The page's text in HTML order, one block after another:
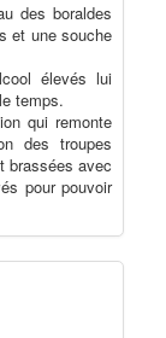
des boraldes
et une souche
élevés lui
temps.
qui remonte
des troupes
brassées avec
pour pouvoir